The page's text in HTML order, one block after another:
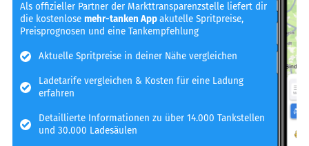
Als offizieller Partner der Markttransparenzstelle liefert dir
die kostenlosemehr-tanken Appakutelle Spritpreise,
Preisprognosen und eine Tankempfehlung
Aktuelle Spritpreise in deiner Nähe vergleichen
Ladetarife vergleichen & Kosten für eine Ladung
erfahren
Detaillierte Informationen zu über 14.000 Tankstellen
und 30.000 Ladesäulen